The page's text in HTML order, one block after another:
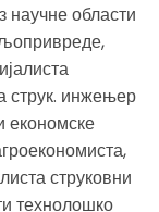
научне области
струк. инжењер
економске
струковни
технолошко